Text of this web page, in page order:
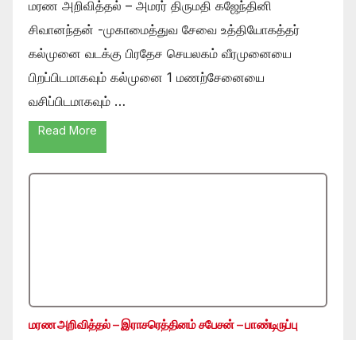
மரண அறிவித்தல் – அமரர் திருமதி கஜேந்தினி
சிவானந்தன் -முகாமைத்துவ சேவை உத்தியோகத்தர்
கல்முனை வடக்கு பிரதேச செயலகம் வீரமுனையை
பிறப்பிடமாகவும் கல்முனை 1 மணற்சேனையை
வசிப்பிடமாகவும் …
Read More
மரண அறிவித்தல் – இராசரெத்தினம் சபேசன் – பாண்டிருப்பு